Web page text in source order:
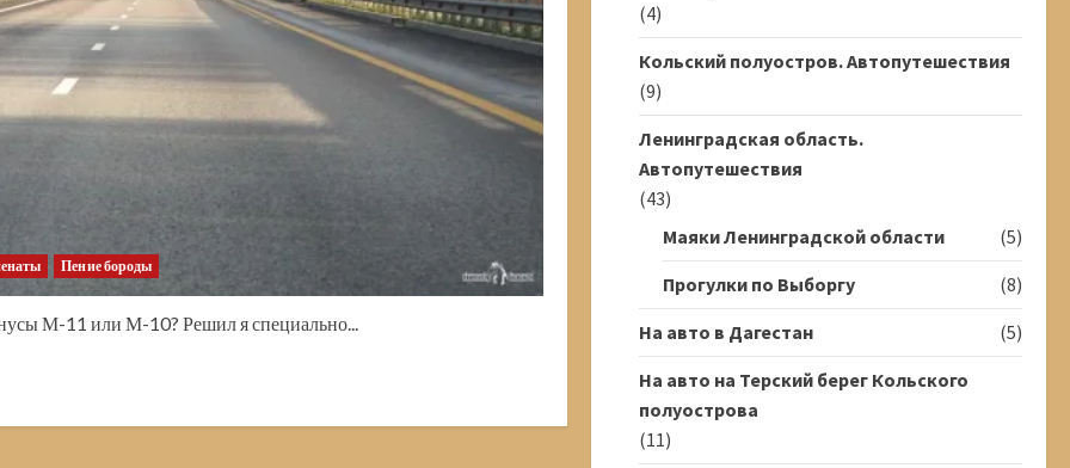
Пение бороды
М-11 или М-10? Решил я специально...
(4)
Кольский полуостров. Автопутешествия
(9)
Ленинградская область.
Автопутешествия
(43)
Маяки Ленинградской области
(5)
Прогулки по Выборгу
(8)
На авто в Дагестан
(5)
На авто на Терский берег Кольского
полуострова
(11)